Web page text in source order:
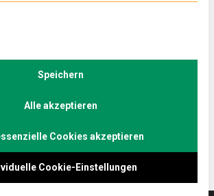
–
der Auferstehung, ist der höchste
im Jahr. Weltweit feiern Christen
dieses Fest. Zu den Traditionen
Gebäcke und Speisen.
der Service-Gruppen, für die eine
Speichern
Alle akzeptieren
Cookies akzeptieren
Cookie-Einstellungen